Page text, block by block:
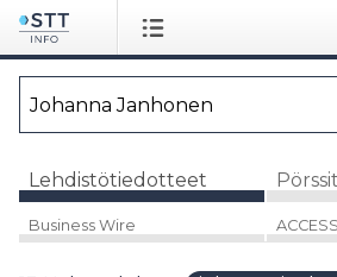
Lehdistötiedotteet
Business Wire